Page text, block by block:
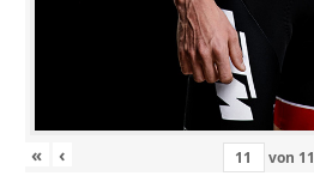
« ‹ von 11